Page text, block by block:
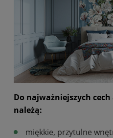
Do najważniejszych
należą:
miękkie, przytulne